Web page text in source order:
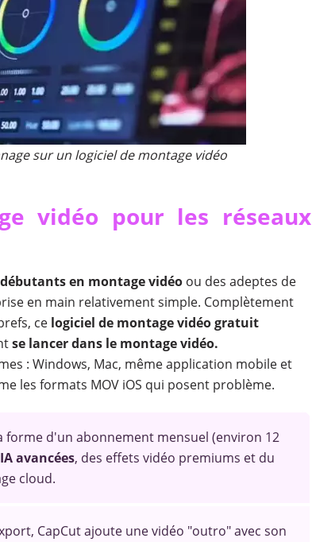
sur un logiciel de montage vidéo
vidéo pour les réseaux
débutants en montage vidéoou des adeptes de
en main relativement simple. Complètement
celogiciel de montage vidéo gratuit
se lancer dans le montage vidéo.
: Windows, Mac, même application mobile et
les formats MOV iOS qui posent problème.
forme d'un abonnement mensuel (environ 12
avancées, des effets vidéo premiums et du
cloud.
CapCut ajoute une vidéo "outro" avec son